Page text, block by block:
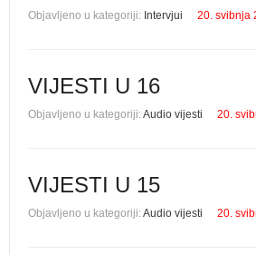
Objavljeno u kategoriji: Intervjui 20. svibnja
VIJESTI U 16
Objavljeno u kategoriji:Audio vijesti 20.
VIJESTI U 15
Objavljeno u kategoriji:Audio vijesti 20.